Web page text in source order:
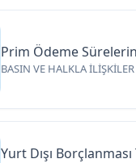
Prim Ödeme
BASIN VE HALKLA
Yurt Dışı